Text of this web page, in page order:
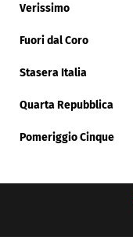
Verissimo
Fuori dal Coro
Stasera Italia
Quarta Repubblica
Pomeriggio Cinque